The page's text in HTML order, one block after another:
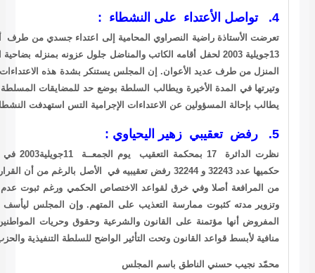
اعتداء جسدي من طرف أعوان البوليس السياسي لما تحولت مساء يوم الأحد
والمناضل جلول عزونه بمنزله بضاحية العاصمة. حيث وقع دفعها وجرها من يديها أمام مدخل
بشدة هذه الاعتداءات المتكررة على رموز المجتمع المدني والتي تصاعدت
حد للمضايقات المسلطة على حقوق الاجتماع و التنظم و التعبير و التنقل كما
التس استهدفت النشطاء على القضاء و معاقبتهم مثلما يقتضيه القانون.
نظرت الدائرة 17 بمحكمة التعقيب يوم الجمعــة 11جويلية2003 في طعني الصحفي الشاب زهير اليحياوي وقررت صلب
رفض تعقيبيه في الأصل بالرغم من أن القرارين الاستئنافيين محلا الطعن صدرا دون تمكين الدفاع
الحكمي ورغم ثبوت عدم احترام إجراءات البحث والتفتيش والحجز والاحتفاظ
وإن المجلس ليأسف إلى ما آل له وضع أعلى محكمة عليا في البلاد من
وحقوق وحريات المواطنين. حيث أضحت منذ مدة طويلة قراراتها هي الأخرى
للسلطة التنفيذية والحزب الحاكم و تكاثرت الأدلة على خنوعها الكامل لهما.